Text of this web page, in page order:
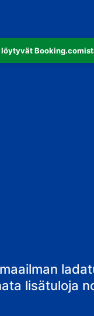
lisätuloja